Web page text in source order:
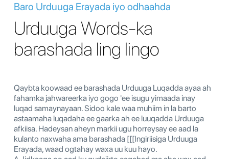
Baro Urduuga Erayada iyo odhaahda
Urduuga Words-ka
barashada ling lingo
Qaybta koowaad ee barashada Urduuga Luqadda ayaa ah
fahamka jahwareerka iyo gogo 'ee isugu yimaada inay
luqad samaynayaan. Sidoo kale waa muhiim in la barto
astaamaha luqadaha ee gaarka ah ee luuqadda Urduuga
afkiisa. Hadeysan aheyn markii ugu horreysay ee aad la
kulanto naxwaha ama barashada [[[Ingiriisiga Urduuga
Erayada, waad ogtahay waxa uu kuu hayo.